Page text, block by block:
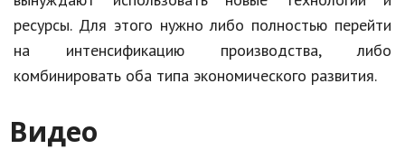
ресурсы. Для этого нужно либо полностью перейти
на интенсификацию производства, либо
комбинировать оба типа экономического развития.
Видео